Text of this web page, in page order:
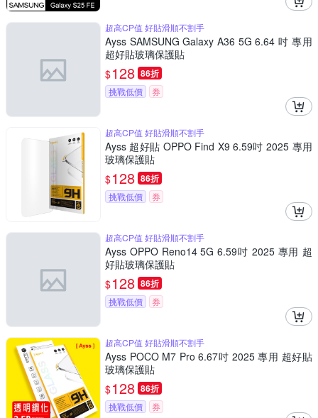
超高CP值 好貼滑順不割手
Ayss SAMSUNG Galaxy A36 5G 6.64 吋 專用
超好貼玻璃保護貼
$128 86折
挑戰低價 券
超高CP值 好貼滑順不割手
Ayss 超好貼 OPPO Find X9 6.59吋 2025 專用
玻璃保護貼
$128 86折
挑戰低價 券
超高CP值 好貼滑順不割手
Ayss OPPO Reno14 5G 6.59吋 2025 專用 超
好貼玻璃保護貼
$128 86折
挑戰低價 券
超高CP值 好貼滑順不割手
Ayss POCO M7 Pro 6.67吋 2025 專用 超好貼
玻璃保護貼
$128 86折
挑戰低價 券